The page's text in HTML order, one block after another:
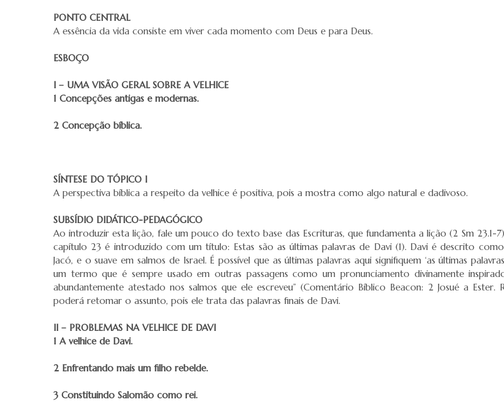
PONTO CENTRAL
A essência da vida consiste em viver cada momento com Deus e para Deus.
ESBOÇO
I – UMA VISÃO GERAL SOBRE A VELHICE
1 Concepções antigas e modernas.
2 Concepção bíblica.
SÍNTESE DO TÓPICO I
A perspectiva bíblica a respeito da velhice é positiva, pois a mostra como algo natural e dadivoso.
SUBSÍDIO DIDÁTICO-PEDAGÓGICO
Ao introduzir esta lição, fale um pouco do texto base das Escrituras, que fundamenta a lição (2 Sm
capítulo 23 é introduzido com um título: Estas são as últimas palavras de Davi (1). Davi é descrito
Jacó, e o suave em salmos de Israel. É possível que as últimas palavras aqui signifiquem ‘as últimas
um termo que é sempre usado em outras passagens como um pronunciamento divinamente
abundantemente atestado nos salmos que ele escreveu” (Comentário Bíblico Beacon: 2 Josué a
poderá retomar o assunto, pois ele trata das palavras finais de Davi.
II – PROBLEMAS NA VELHICE DE DAVI
1 A velhice de Davi.
2 Enfrentando mais um filho rebelde.
3 Constituindo Salomão como rei.